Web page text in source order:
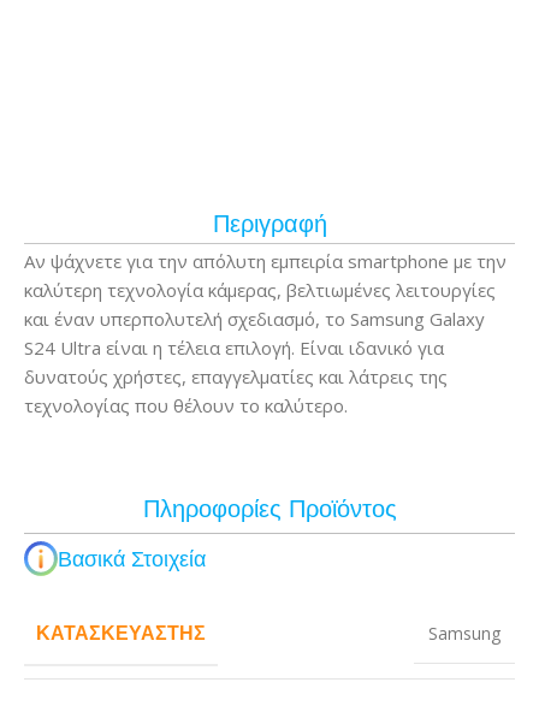
Περιγραφή
Αν ψάχνετε για την απόλυτη εμπειρία smartphone με την
καλύτερη τεχνολογία κάμερας, βελτιωμένες λειτουργίες
και έναν υπερπολυτελή σχεδιασμό, το Samsung Galaxy
S24 Ultra είναι η τέλεια επιλογή. Είναι ιδανικό για
δυνατούς χρήστες, επαγγελματίες και λάτρεις της
τεχνολογίας που θέλουν το καλύτερο.
Πληροφορίες Προϊόντος
Βασικά Στοιχεία
ΚΑΤΑΣΚΕΥΑΣΤΉΣ Samsung